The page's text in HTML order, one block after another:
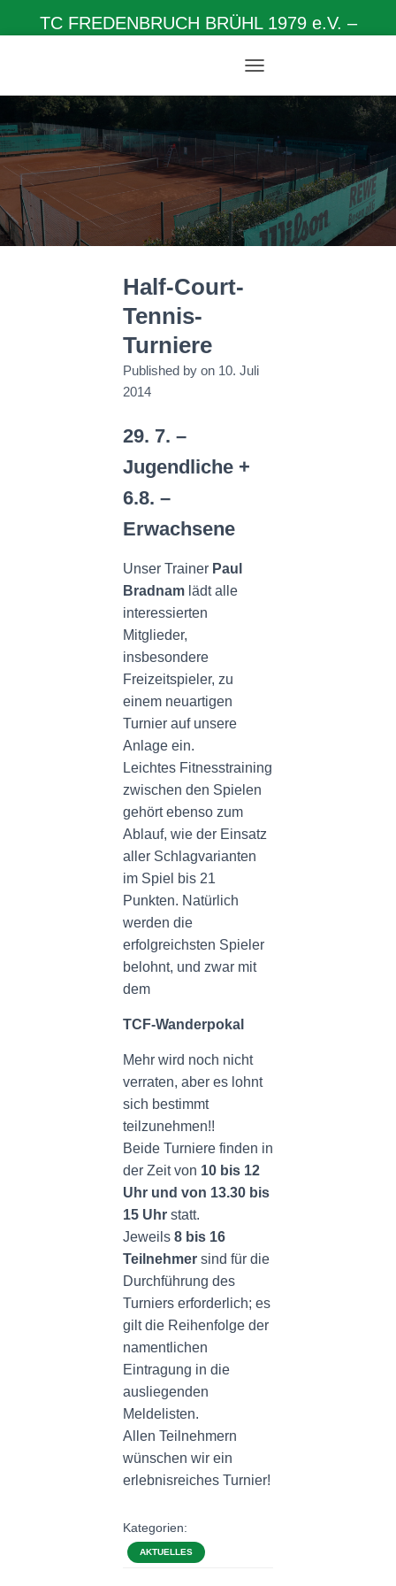
TC FREDENBRUCH BRÜHL 1979 e.V. –
A
G
T
I
O
N
U
T
Half-Court-
Tennis-
Turniere
Published by on 10. Juli
2014
29. 7. –
Jugendliche +
6.8. –
Erwachsene
Unser Trainer Paul
Bradnam lädt alle
interessierten
Mitglieder,
insbesondere
Freizeitspieler, zu
einem neuartigen
Turnier auf unsere
Anlage ein.
Leichtes Fitnesstraining
zwischen den Spielen
gehört ebenso zum
Ablauf, wie der Einsatz
aller Schlagvarianten
im Spiel bis 21
Punkten. Natürlich
werden die
erfolgreichsten Spieler
belohnt, und zwar mit
dem
TCF-Wanderpokal
Mehr wird noch nicht
verraten, aber es lohnt
sich bestimmt
teilzunehmen!!
Beide Turniere finden in
der Zeit von 10 bis 12
Uhr und von 13.30 bis
15 Uhr statt.
Jeweils 8 bis 16
Teilnehmer sind für die
Durchführung des
Turniers erforderlich; es
gilt die Reihenfolge der
namentlichen
Eintragung in die
ausliegenden
Meldelisten.
Allen Teilnehmern
wünschen wir ein
erlebnisreiches Turnier!
Kategorien:
AKTUELLES